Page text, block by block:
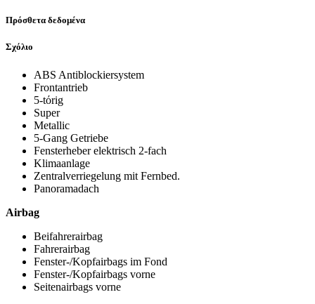
Πρόσθετα δεδομένα
Σχόλιο
ABS Antiblockiersystem
Frontantrieb
5-tόrig
Super
Metallic
5-Gang Getriebe
Fensterheber elektrisch 2-fach
Klimaanlage
Zentralverriegelung mit Fernbed.
Panoramadach
Airbag
Beifahrerairbag
Fahrerairbag
Fenster-/Kopfairbags im Fond
Fenster-/Kopfairbags vorne
Seitenairbags vorne